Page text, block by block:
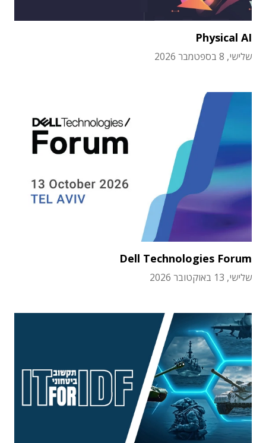
Physical AI
שלישי, 8 בספטמבר 2026
Dell Technologies Forum
שלישי, 13 באוקטובר 2026